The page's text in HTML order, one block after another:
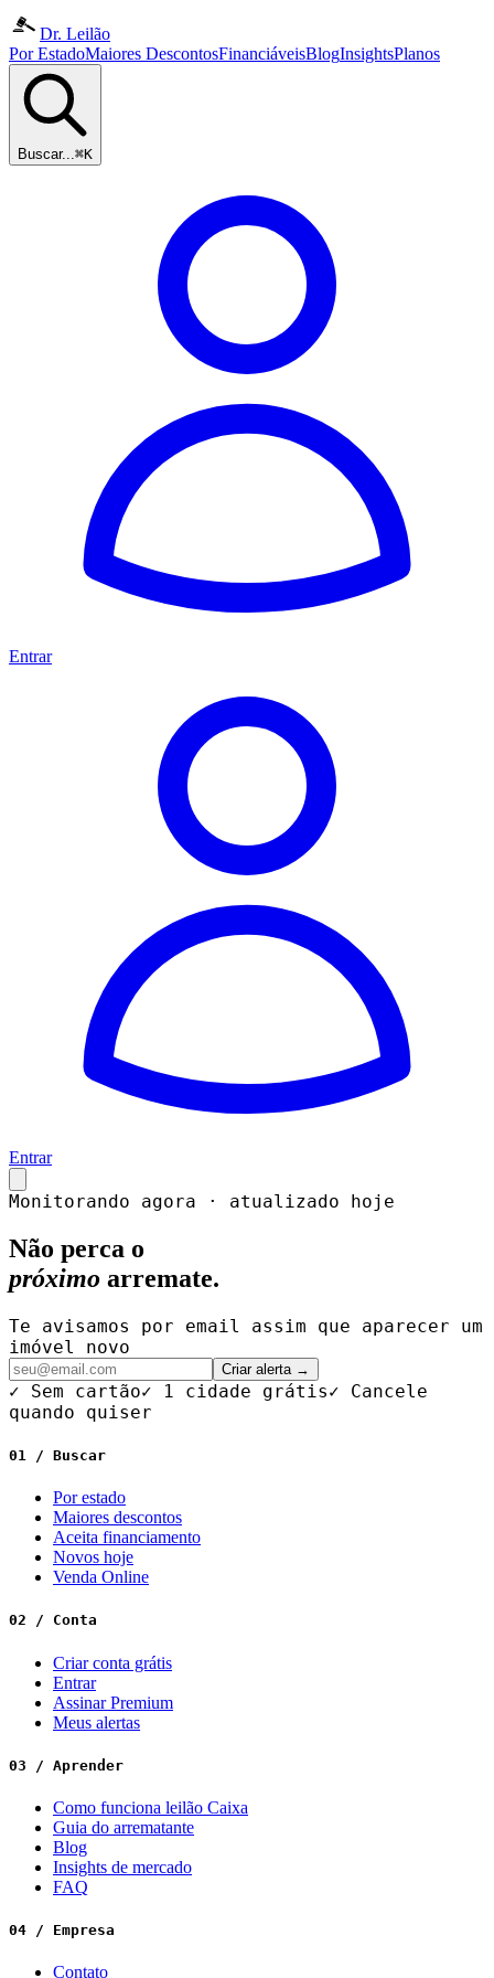
Dr. Leilão
Por EstadoMaiores DescontosFinanciáveisBlogInsightsPlanos
Buscar...⌘K
Entrar
Entrar
Monitorando agora · atualizado hoje
Não perca o
próximo arremate.
Te avisamos por email assim que aparecer um
imóvel novo
Criar alerta →
✓ Sem cartão✓ 1 cidade grátis✓ Cancele
quando quiser
01 / Buscar
Por estado
Maiores descontos
Aceita financiamento
Novos hoje
Venda Online
02 / Conta
Criar conta grátis
Entrar
Assinar Premium
Meus alertas
03 / Aprender
Como funciona leilão Caixa
Guia do arrematante
Blog
Insights de mercado
FAQ
04 / Empresa
Contato